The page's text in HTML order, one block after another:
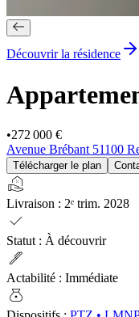
Découvrir la résidence
•272 000 €
Avenue Brébant 51100
Télécharger le plan
real_estate_agent
Livraison : 2ᵉ trim. 2028
check
Statut : À découvrir
ink_pen
Actabilité : Immédiate
money_bag